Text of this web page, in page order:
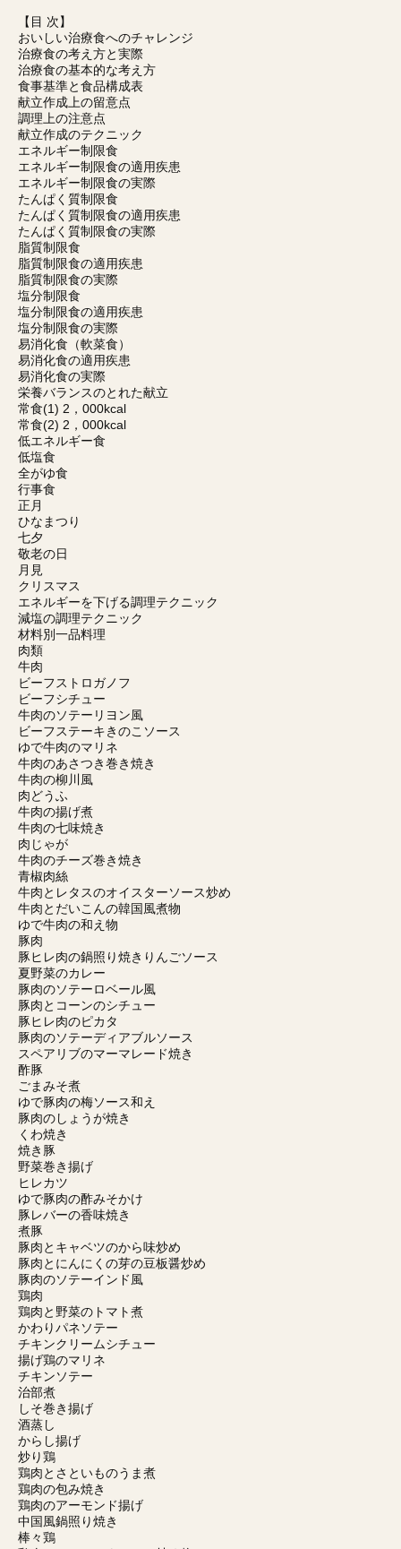
【目 次】
おいしい治療食へのチャレンジ
治療食の考え方と実際
治療食の基本的な考え方
食事基準と食品構成表
献立作成上の留意点
調理上の注意点
献立作成のテクニック
エネルギー制限食
エネルギー制限食の適用疾患
エネルギー制限食の実際
たんぱく質制限食
たんぱく質制限食の適用疾患
たんぱく質制限食の実際
脂質制限食
脂質制限食の適用疾患
脂質制限食の実際
塩分制限食
塩分制限食の適用疾患
塩分制限食の実際
易消化食（軟菜食）
易消化食の適用疾患
易消化食の実際
栄養バランスのとれた献立
常食(1) 2，000kcal
常食(2) 2，000kcal
低エネルギー食
低塩食
全がゆ食
行事食
正月
ひなまつり
七夕
敬老の日
月見
クリスマス
エネルギーを下げる調理テクニック
減塩の調理テクニック
材料別一品料理
肉類
牛肉
ビーフストロガノフ
ビーフシチュー
牛肉のソテーリヨン風
ビーフステーキきのこソース
ゆで牛肉のマリネ
牛肉のあさつき巻き焼き
牛肉の柳川風
肉どうふ
牛肉の揚げ煮
牛肉の七味焼き
肉じゃが
牛肉のチーズ巻き焼き
青椒肉絲
牛肉とレタスのオイスターソース炒め
牛肉とだいこんの韓国風煮物
ゆで牛肉の和え物
豚肉
豚ヒレ肉の鍋照り焼きりんごソース
夏野菜のカレー
豚肉のソテーロベール風
豚肉とコーンのシチュー
豚ヒレ肉のピカタ
豚肉のソテーディアブルソース
スペアリブのマーマレード焼き
酢豚
ごまみそ煮
ゆで豚肉の梅ソース和え
豚肉のしょうが焼き
くわ焼き
焼き豚
野菜巻き揚げ
ヒレカツ
ゆで豚肉の酢みそかけ
豚レバーの香味焼き
煮豚
豚肉とキャベツのから味炒め
豚肉とにんにくの芽の豆板醤炒め
豚肉のソテーインド風
鶏肉
鶏肉と野菜のトマト煮
かわりパネソテー
チキンクリームシチュー
揚げ鶏のマリネ
チキンソテー
治部煮
しそ巻き揚げ
酒蒸し
からし揚げ
炒り鶏
鶏肉とさといものうま煮
鶏肉の包み焼き
鶏肉のアーモンド揚げ
中国風鍋照り焼き
棒々鶏